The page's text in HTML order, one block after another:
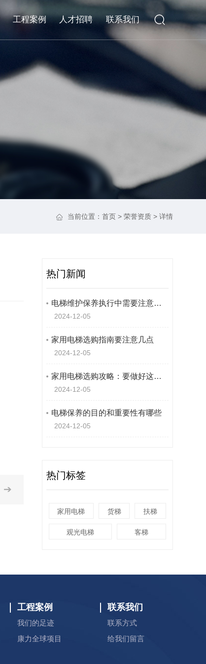
工程案例 人才招聘 联系我们
当前位置： 首页> 荣誉资质> 详情
➔
热门新闻
电梯维护保养执行中需要注意几点
2024-12-05
家用电梯选购指南要注意几点
2024-12-05
家用电梯选购攻略：要做好这几点
2024-12-05
电梯保养的目的和重要性有哪些
2024-12-05
热门标签
家用电梯 货梯 扶梯
观光电梯 客梯
工程案例
我们的足迹
康力全球项目
联系我们
联系方式
给我们留言